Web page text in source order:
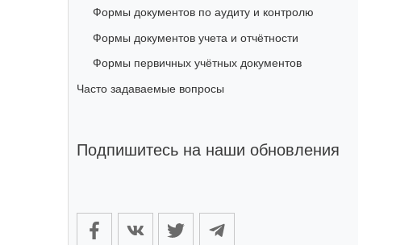
Формы документов по аудиту и контролю
Формы документов учета и отчётности
Формы первичных учётных документов
Часто задаваемые вопросы
Подпишитесь на наши обновления